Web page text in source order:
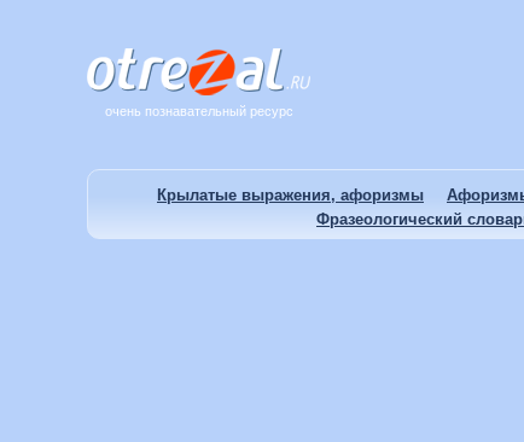
очень познавательный ресурс
Крылатые выражения, афоризмы
Фразеологический